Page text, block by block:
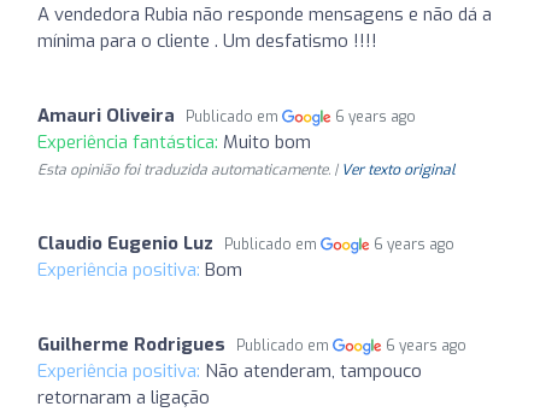
A vendedora Rubia não responde mensagens e não dá a
mínima para o cliente . Um desfatismo !!!!
Amauri Oliveira Publicado em 6 years ago
Experiência fantástica: Muito bom
Esta opinião foi traduzida automaticamente. | Ver texto original
Claudio Eugenio Luz Publicado em 6 years ago
Experiência positiva: Bom
Guilherme Rodrigues Publicado em 6 years ago
Experiência positiva: Não atenderam, tampouco
retornaram a ligação